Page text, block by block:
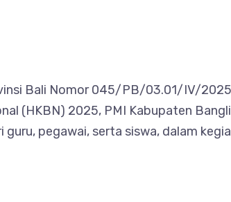
Bali Nomor 045/PB/03.01/IV/
(HKBN) 2025, PMI Kabupaten
pegawai, serta siswa, dalam